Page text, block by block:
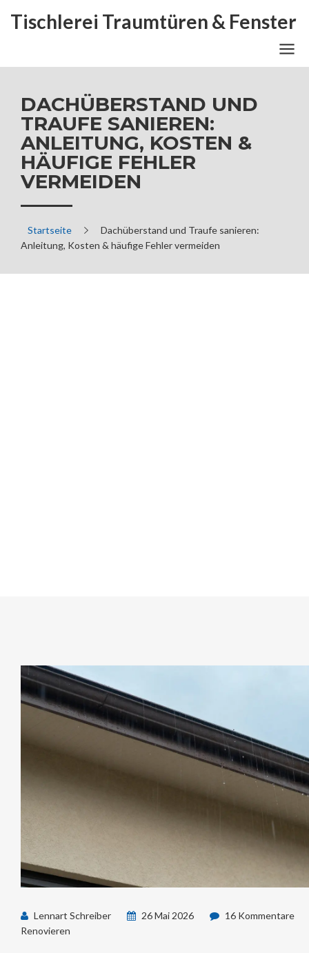
Tischlerei Traumtüren & Fenster
DACHÜBERSTAND UND
TRAUFE SANIEREN:
ANLEITUNG, KOSTEN &
HÄUFIGE FEHLER
VERMEIDEN
Startseite
Dachüberstand und Traufe sanieren:
Anleitung, Kosten & häufige Fehler vermeiden
Lennart Schreiber 26 Mai 2026
16 Kommentare
Renovieren